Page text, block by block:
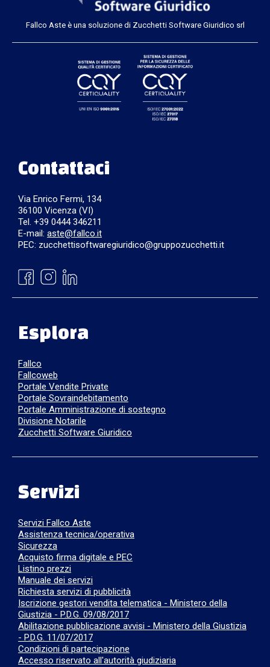
Fallco Aste è una soluzione di Zucchetti Software Giuridico srl
Contattaci
Via Enrico Fermi, 134
36100 Vicenza (VI)
Tel. +39 0444 346211
E-mail: aste@fallco.it
PEC: zucchettisoftwaregiuridico@gruppozucchetti.it
Esplora
Fallco
Fallcoweb
Portale Vendite Private
Portale Sovraindebitamento
Portale Amministrazione di sostegno
Divisione Notarile
Zucchetti Software Giuridico
Servizi
Servizi Fallco Aste
Assistenza tecnica/operativa
Sicurezza
Acquisto firma digitale e PEC
Listino prezzi
Manuale dei servizi
Richiesta servizi di pubblicità
Iscrizione gestori vendita telematica - Ministero della
Giustizia - P.D.G. 09/08/2017
Abilitazione pubblicazione avvisi - Ministero della Giustizia
- P.D.G. 11/07/2017
Condizioni di partecipazione
Accesso riservato all'autorità giudiziaria